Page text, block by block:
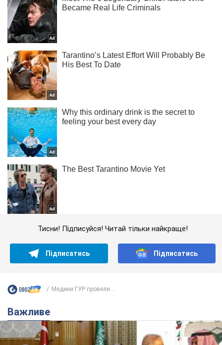
Тисни! Підписуйся! Читай тільки найкраще!
Підписатись Підписатись
Медики ГУР провели...
Важливе